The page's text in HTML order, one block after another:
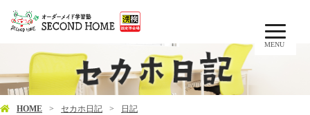
MENU
HOME セカホ日記
日記